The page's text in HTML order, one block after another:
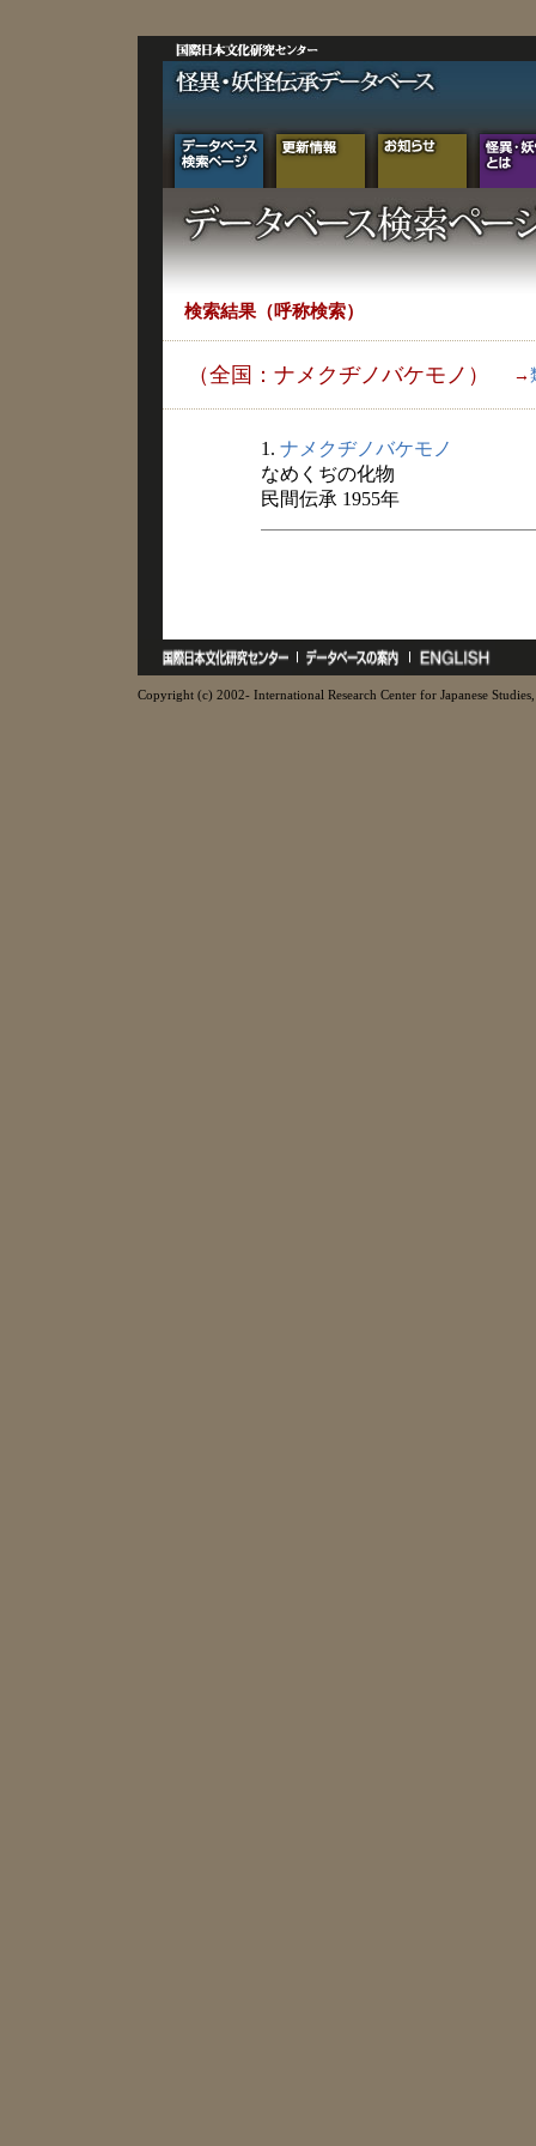
検索結果（呼称検索）
（全国：ナメクヂノバケモノ） →
1. ナメクヂノバケモノ
なめくぢの化物
民間伝承 1955年
Copyright (c) 2002- International Research Center for Japanese